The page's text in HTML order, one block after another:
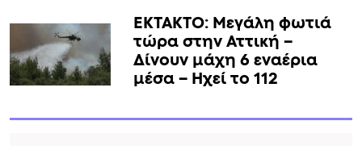
ΕΚΤΑΚΤΟ: Μεγάλη φωτιά
τώρα στην Αττική –
Δίνουν μάχη 6 εναέρια
μέσα – Ηχεί το 112